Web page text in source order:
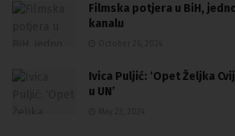
Filmska potjera u BiH,
kanalu
Ivica Puljić: ‘Opet Željka
u UN’